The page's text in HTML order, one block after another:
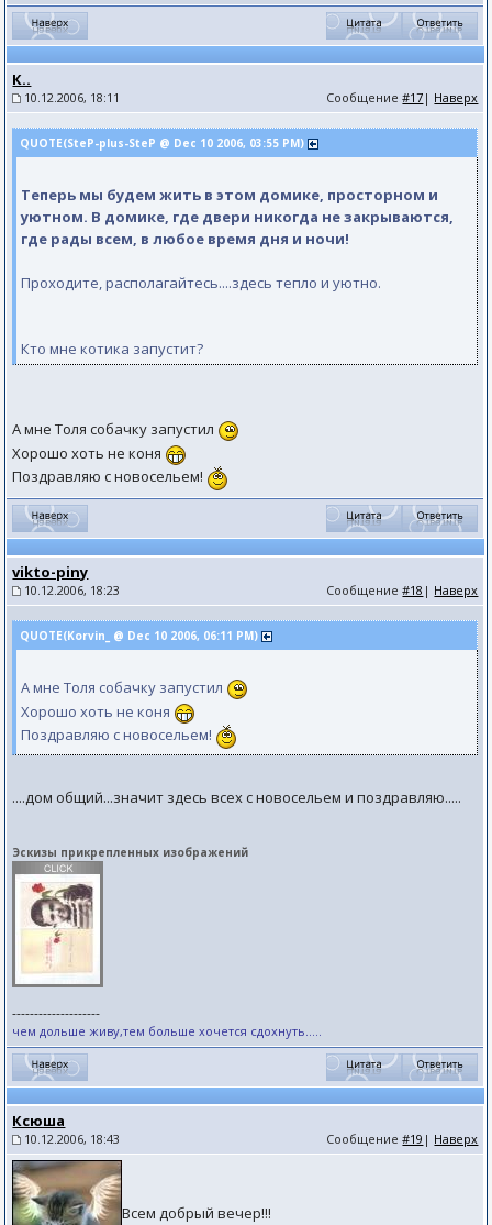
К..
10.12.2006, 18:11 Сообщение#17 | Наверх
QUOTE(SteP-plus-SteP @ Dec 10 2006, 03:55 PM)
Теперь мы будем жить в этом домике, просторном и
уютном. В домике, где двери никогда не закрываются,
где рады всем, в любое время дня и ночи!
Проходите, располагайтесь....здесь тепло и уютно.
Кто мне котика запустит?
А мне Толя собачку запустил
Хорошо хоть не коня
Поздравляю с новосельем!
vikto-piny
10.12.2006, 18:23 Сообщение#18 | Наверх
QUOTE(Korvin_ @ Dec 10 2006, 06:11 PM)
А мне Толя собачку запустил
Хорошо хоть не коня
Поздравляю с новосельем!
....дом общий...значит здесь всех с новосельем и поздравляю.....
Эскизы прикрепленных изображений
--------------------
чем дольше живу,тем больше хочется сдохнуть.....
Ксюша
10.12.2006, 18:43 Сообщение#19 | Наверх
Всем добрый вечер!!!